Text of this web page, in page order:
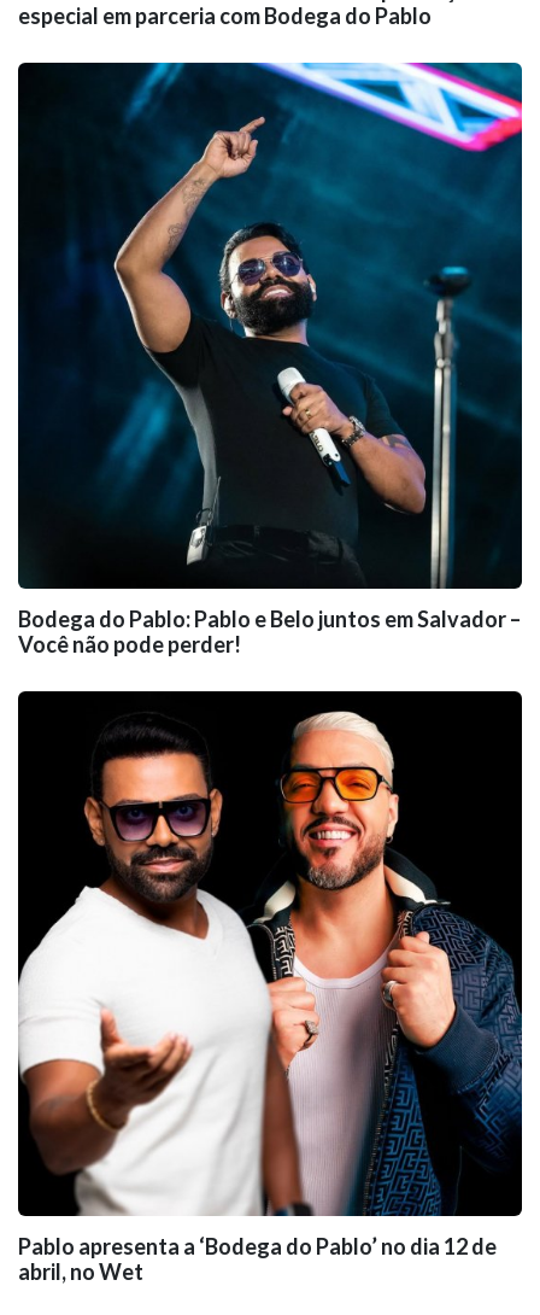
especial em parceria com Bodega do Pablo
Bodega do Pablo: Pablo e Belo juntos em Salvador –
Você não pode perder!
Pablo apresenta a ‘Bodega do Pablo’ no dia 12 de
abril, no Wet